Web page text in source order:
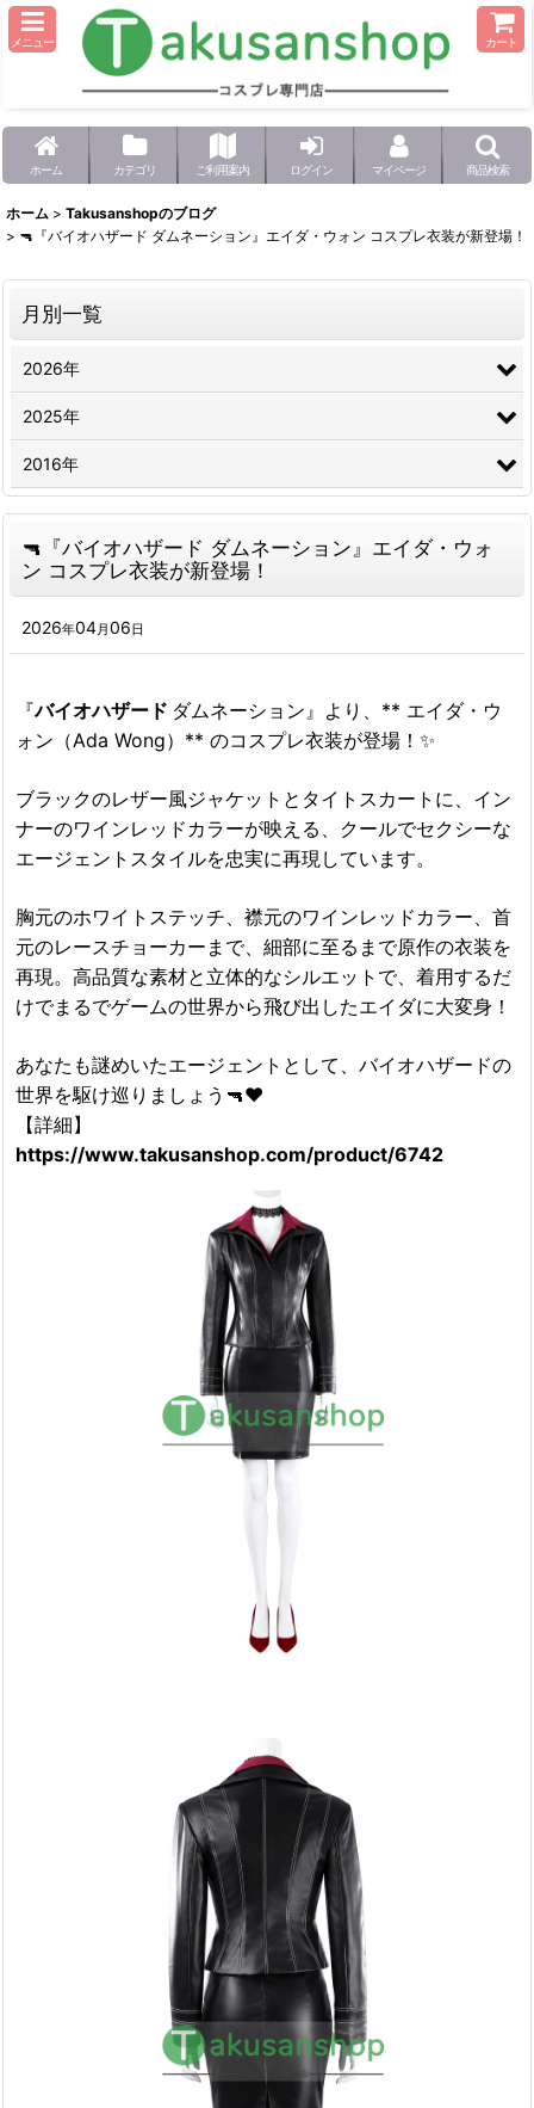
メニュー カート
ホーム カテゴリ ご利用案内 ログイン マイページ 商品検索
ホーム > Takusanshopのブログ
> 🔫『バイオハザード ダムネーション』エイダ・ウォン コスプレ衣装が新登場！
🔫『バイオハザード ダムネーション』エイダ・ウォ
ン コスプレ衣装が新登場！
2026年04月06日
『​バイオハザード ​ダムネーション』より、** エイダ・ウ
ォン（Ada Wong）** のコスプレ衣装が登場！✨
ブラックのレザー風ジャケットとタイトスカートに、イン
ナーのワインレッドカラーが映える、クールでセクシーな
エージェントスタイルを忠実に再現しています。
胸元のホワイトステッチ、襟元のワインレッドカラー、首
元のレースチョーカーまで、細部に至るまで原作の衣装を
再現。高品質な素材と立体的なシルエットで、着用するだ
けでまるでゲームの世界から飛び出したエイダに大変身！
あなたも謎めいたエージェントとして、バイオハザードの
世界を駆け巡りましょう🔫❤️
【詳細】
https://www.takusanshop.com/product/6742
月別一覧
2026年
2025年
2016年